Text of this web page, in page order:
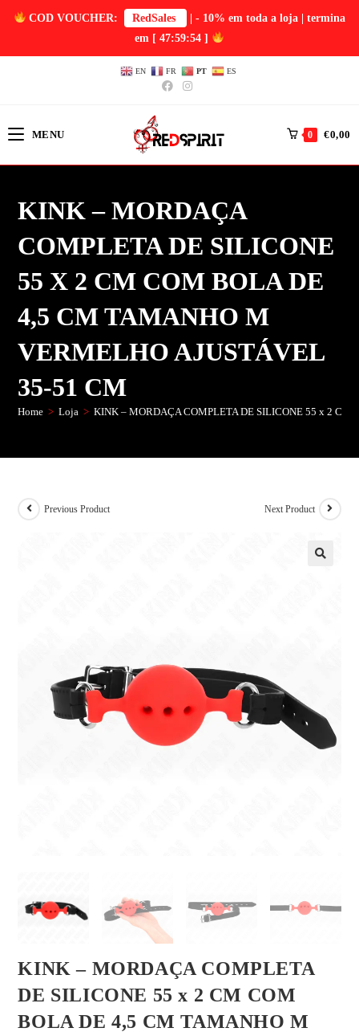
COD VOUCHER: RedSales
| - 10% em toda a loja | termina
em [ 47:59:53 ]
EN FR PT ES
MENU 0 €0,00
KINK – MORDAÇA
COMPLETA DE SILICONE
55 X 2 CM COM BOLA DE
4,5 CM TAMANHO M
VERMELHO AJUSTÁVEL
35-51 CM
Home > Loja > KINK – MORDAÇA COMPLETA DE SILICONE 55 x 2
Previous Product Next Product
KINK – MORDAÇA COMPLETA
DE SILICONE 55 x 2 CM COM
BOLA DE 4,5 CM TAMANHO M